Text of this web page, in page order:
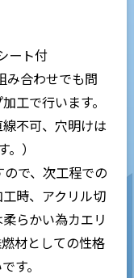
ート付
み合わせでも問
工で行います。
線不可、穴明けは
）
で、次工程での
時、アクリル切
らかい為カエリ
材としての性格
す。